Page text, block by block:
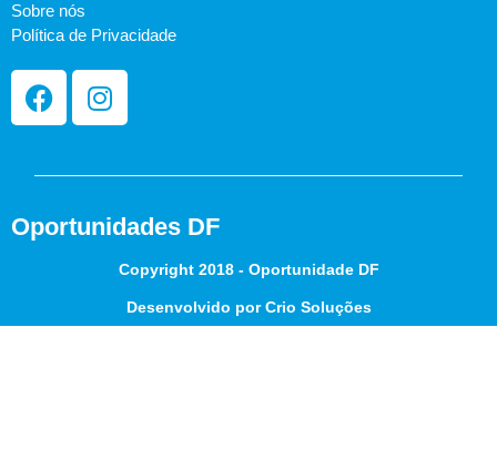
Sobre nós
Política de Privacidade
Oportunidades DF
Copyright 2018 - Oportunidade DF
Desenvolvido por Crio Soluções